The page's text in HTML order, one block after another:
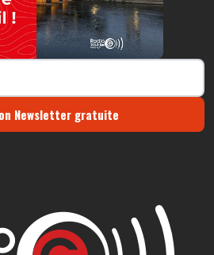
Newsletter gratuite